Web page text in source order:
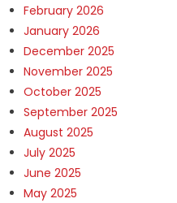
February 2026
January 2026
December 2025
November 2025
October 2025
September 2025
August 2025
July 2025
June 2025
May 2025